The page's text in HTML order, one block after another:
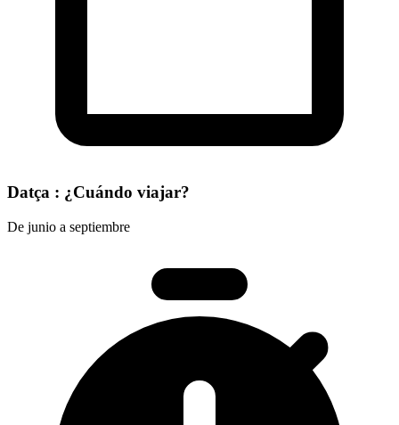
Datça : ¿Cuándo viajar?
De junio a septiembre